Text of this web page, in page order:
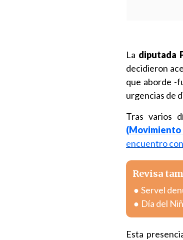
La diputada
decidieron
que aborde -
urgencias de
Tras varios
encuentro
Revisa
Servel
Día del
Esta